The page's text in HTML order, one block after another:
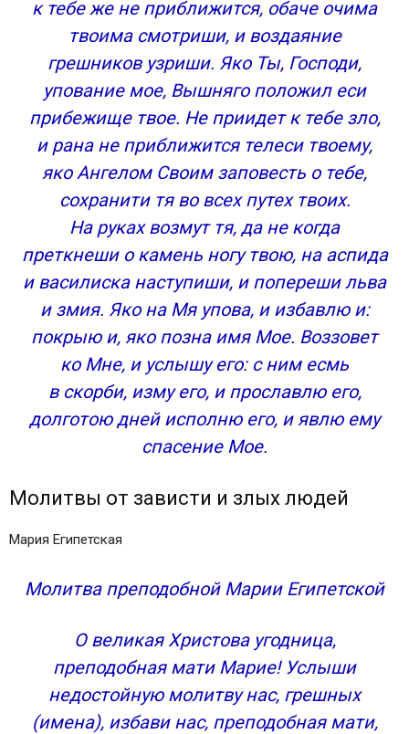
к тебе же не приближится, обаче очима
твоима смотриши, и воздаяние
грешников узриши. Яко Ты, Господи,
упование мое, Вышняго положил еси
прибежище твое. Не приидет к тебе зло,
и рана не приближится телеси твоему,
яко Ангелом Своим заповесть о тебе,
сохранити тя во всех путех твоих.
На руках возмут тя, да не когда
преткнеши о камень ногу твою, на аспида
и василиска наступиши, и попереши льва
и змия. Яко на Мя упова, и избавлю и:
покрыю и, яко позна имя Мое. Воззовет
ко Мне, и услышу его: с ним есмь
в скорби, изму его, и прославлю его,
долготою дней исполню его, и явлю ему
спасение Мое.
Молитвы от зависти и злых людей
Мария Египетская
Молитва преподобной Марии Египетской
О великая Христова угодница,
преподобная мати Марие! Услыши
недостойную молитву нас, грешных
(имена), избави нас, преподобная мати,